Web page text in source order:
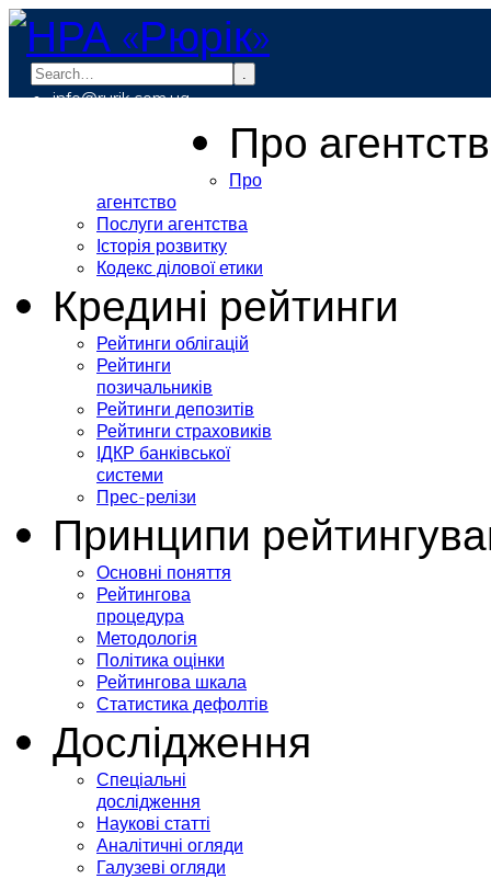
.
info@rurik.com.ua
Про
Про
агентство
Послуги агентства
Історія розвитку
Кодекс ділової етики
Кредині рейтинги
Рейтинги облігацій
Рейтинги
позичальників
Рейтинги депозитів
Рейтинги страховиків
ІДКР банківської
системи
Прес-релізи
Принципи
Основні поняття
Рейтингова
процедура
Методологія
Політика оцінки
Рейтингова шкала
Статистика дефолтів
Дослідження
Спеціальні
дослідження
Наукові статті
Аналітичні огляди
Галузеві огляди